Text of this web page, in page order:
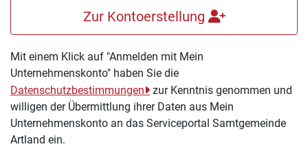
Zur Kontoerstellung
Mit einem Klick auf "Anmelden mit Mein
Unternehmenskonto" haben Sie die
Datenschutzbestimmungen
zur Kenntnis genommen und
willigen der Übermittlung ihrer Daten aus Mein
Unternehmenskonto an das Serviceportal Samtgemeinde
Artland ein.